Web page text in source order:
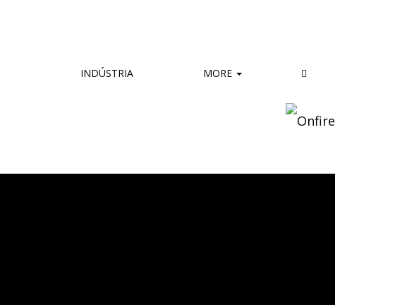
INDÚSTRIA MORE